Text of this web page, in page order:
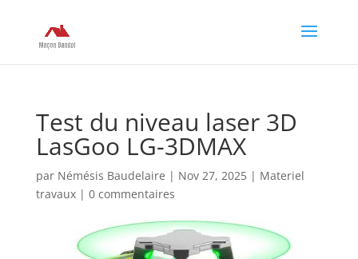
Test du niveau laser 3D
LasGoo LG-3DMAX
par Némésis Baudelaire | Nov 27, 2025| Materiel
travaux| 0 commentaires